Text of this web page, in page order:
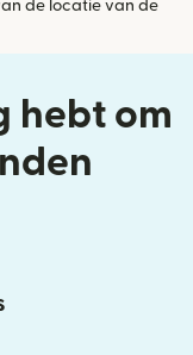
de locatie van de
hebt om